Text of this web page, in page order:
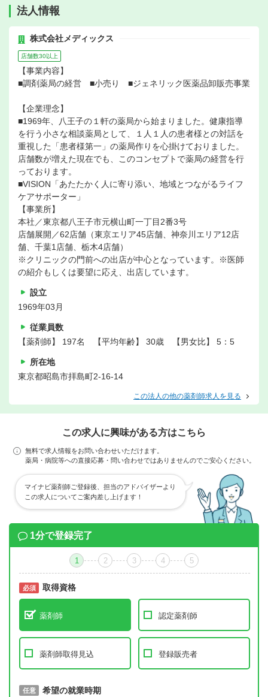
法人情報
株式会社メディックス
店舗数30以上
【事業内容】
■調剤薬局の経営 ■小売り ■ジェネリック医薬品卸販売事業
【企業理念】
■1969年、八王子の１軒の薬局から始まりました。健康指導
を行う小さな相談薬局として、１人１人の患者様との対話を
重視した「患者様第一」の薬局作りを心掛けておりました。
店舗数が増えた現在でも、このコンセプトで薬局の経営を行
っております。
■VISION「あたたかく人に寄り添い、地域とつながるライフ
ケアサポーター」
【事業所】
本社／東京都八王子市元横山町一丁目2番3号
店舗展開／62店舗（東京エリア45店舗、神奈川エリア12店
舗、千葉1店舗、栃木4店舗）
※クリニックの門前への出店が中心となっています。※医師
の紹介もしくは要望に応え、出店しています。
設立
1969年03月
従業員数
【薬剤師】 197名 【平均年齢】 30歳 【男女比】 5：5
所在地
東京都昭島市拝島町2-16-14
この法人の他の薬剤師求人を見る
この求人に興味がある方はこちら
無料で求人情報をお問い合わせいただけます。
薬局・病院等への直接応募・問い合わせではありませんのでご安心ください。
マイナビ薬剤師ご登録後、担当のアドバイザーより
この求人についてご案内差し上げます！
1分で登録完了
1 2 3 4 5
必須 取得資格
薬剤師 認定薬剤師
薬剤師取得見込 登録販売者
必須 取得予定年
任意 希望の就業時期